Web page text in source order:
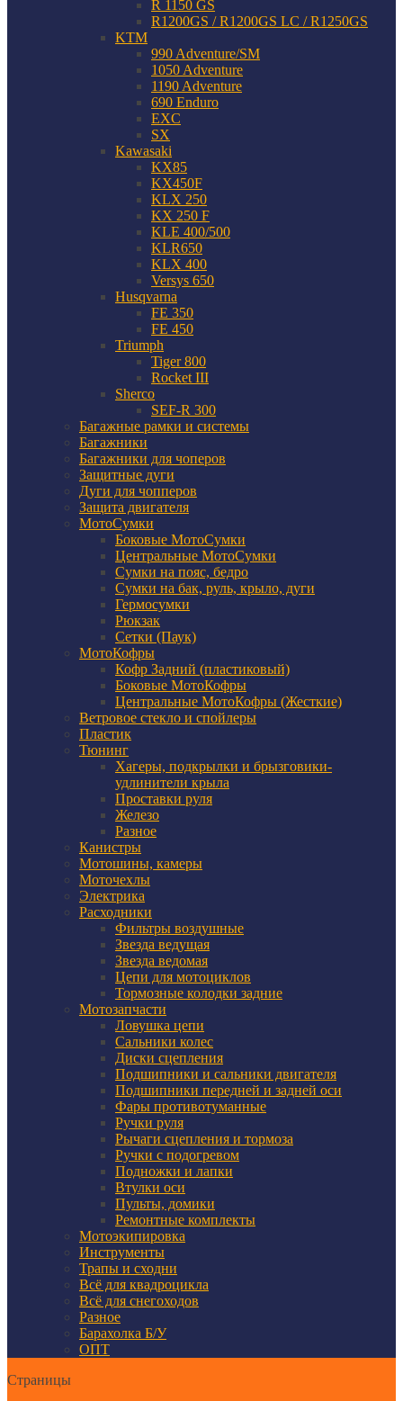
R 1150 GS
R1200GS / R1200GS LC / R1250GS
KTM
990 Adventure/SM
1050 Adventure
1190 Adventure
690 Enduro
EXC
SX
Kawasaki
KX85
KX450F
KLX 250
KX 250 F
KLE 400/500
KLR650
KLX 400
Versys 650
Husqvarna
FE 350
FE 450
Triumph
Tiger 800
Rocket III
Sherco
SEF-R 300
Багажные рамки и системы
Багажники
Багажники для чоперов
Защитные дуги
Дуги для чопперов
Защита двигателя
МотоСумки
Боковые МотоСумки
Центральные МотоСумки
Сумки на пояс, бедро
Сумки на бак, руль, крыло, дуги
Гермосумки
Рюкзак
Сетки (Паук)
МотоКофры
Кофр Задний (пластиковый)
Боковые МотоКофры
Центральные МотоКофры (Жесткие)
Ветровое стекло и спойлеры
Пластик
Тюнинг
Хагеры, подкрылки и брызговики-
удлинители крыла
Проставки руля
Железо
Разное
Канистры
Мотошины, камеры
Моточехлы
Электрика
Расходники
Фильтры воздушные
Звезда ведущая
Звезда ведомая
Цепи для мотоциклов
Тормозные колодки задние
Мотозапчасти
Ловушка цепи
Сальники колес
Диски сцепления
Подшипники и сальники двигателя
Подшипники передней и задней оси
Фары противотуманные
Ручки руля
Рычаги сцепления и тормоза
Ручки с подогревом
Подножки и лапки
Втулки оси
Пульты, домики
Ремонтные комплекты
Мотоэкипировка
Инструменты
Трапы и сходни
Всё для квадроцикла
Всё для снегоходов
Разное
Барахолка Б/У
ОПТ
Страницы